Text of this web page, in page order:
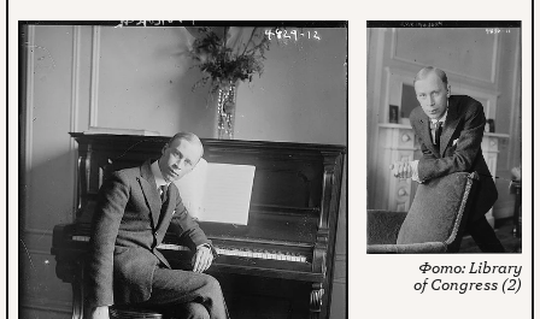
Library
of Congress (2)